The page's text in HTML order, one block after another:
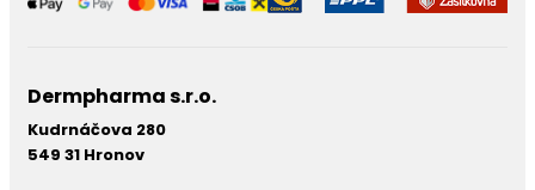
Dermpharma s.r.o.
Kudrnáčova 280
549 31 Hronov